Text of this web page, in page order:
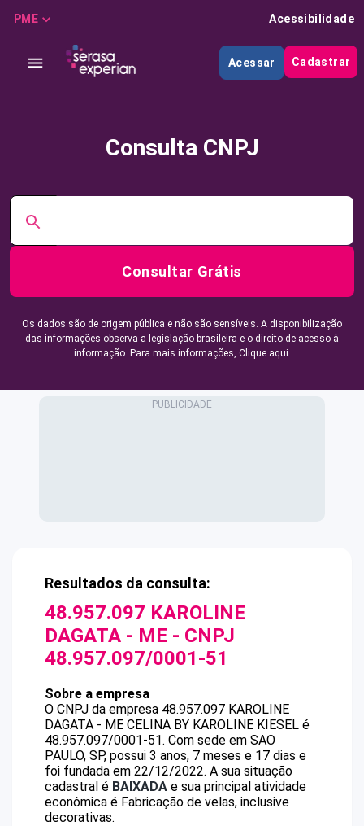
PME Acessibilidade
Acessar Cadastrar
Consulta CNPJ
Consultar Grátis
Os dados são de origem pública e não são sensíveis. A disponibilização
das informações observa a legislação brasileira e o direito de acesso à
informação. Para mais informações, Clique aqui.
Resultados da consulta:
48.957.097 KAROLINE
DAGATA - ME - CNPJ
48.957.097/0001-51
Sobre a empresa
O CNPJ da empresa 48.957.097 KAROLINE
DAGATA - ME CELINA BY KAROLINE KIESEL é
48.957.097/0001-51. Com sede em SAO
PAULO, SP, possui 3 anos, 7 meses e 17 dias e
foi fundada em 22/12/2022. A sua situação
cadastral é BAIXADA e sua principal atividade
econômica é Fabricação de velas, inclusive
decorativas.